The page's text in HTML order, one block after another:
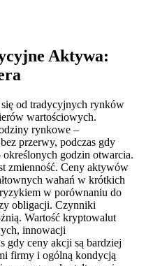
Aktywa:
od tradycyjnych rynków
wartościowych.
rynkowe –
przerwy, podczas gdy
godzin otwarcia.
zmienność. Ceny aktywów
wahań w krótkich
w porównaniu do
obligacji. Czynniki
Wartość kryptowalut
innowacji
gdy ceny akcji są bardziej
firmy i ogólną kondycją